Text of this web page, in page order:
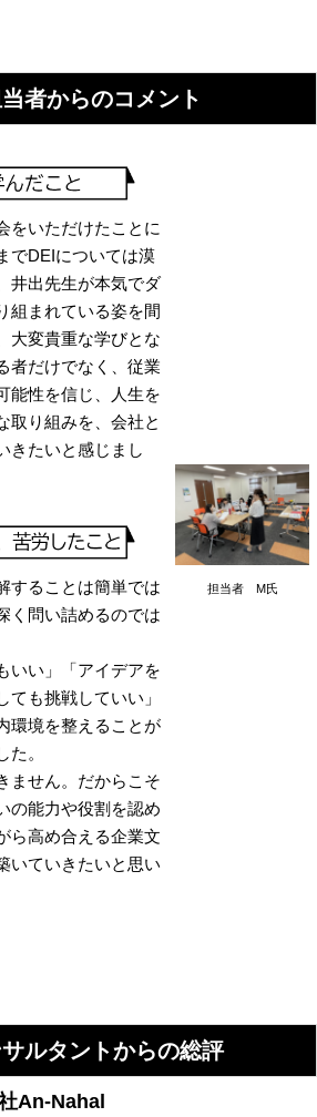
者からのコメント
をいただけたことに
でDEIについては漠
井出先生が本気でダ
組まれている姿を間
大変貴重な学びとな
者だけでなく、従業
能性を信じ、人生を
取り組みを、会社と
きたいと感じまし
することは簡単では
く問い詰めるのでは
いい」「アイデアを
ても挑戦していい」
環境を整えることが
。
ません。だからこそ
の能力や役割を認め
ら高め合える企業文
いていきたいと思い
担当者 M氏
ルタントからの総評
An-Nahal